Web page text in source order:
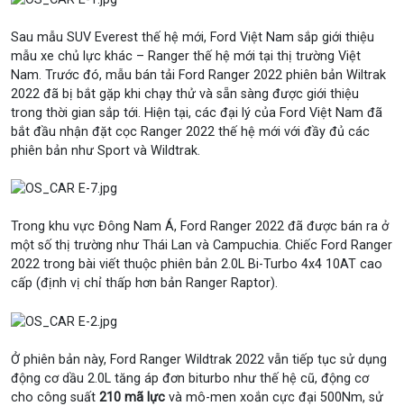
Sau mẫu SUV Everest thế hệ mới, Ford Việt Nam sắp giới thiệu
mẫu xe chủ lực khác – Ranger thế hệ mới tại thị trường Việt
Nam. Trước đó, mẫu bán tải Ford Ranger 2022 phiên bản Wiltrak
2022 đã bị bắt gặp khi chạy thử và sẵn sàng được giới thiệu
trong thời gian sắp tới. Hiện tại, các đại lý của Ford Việt Nam đã
bắt đầu nhận đặt cọc Ranger 2022 thế hệ mới với đầy đủ các
phiên bản như Sport và Wildtrak.
Trong khu vực Đông Nam Á, Ford Ranger 2022 đã được bán ra ở
một số thị trường như Thái Lan và Campuchia. Chiếc Ford Ranger
2022 trong bài viết thuộc phiên bản 2.0L Bi-Turbo 4x4 10AT cao
cấp (định vị chỉ thấp hơn bản Ranger Raptor).
Ở phiên bản này, Ford Ranger Wildtrak 2022 vẫn tiếp tục sử dụng
động cơ dầu 2.0L tăng áp đơn biturbo như thế hệ cũ, động cơ
cho công suất 210 mã lực và mô-men xoắn cực đại 500Nm, sử